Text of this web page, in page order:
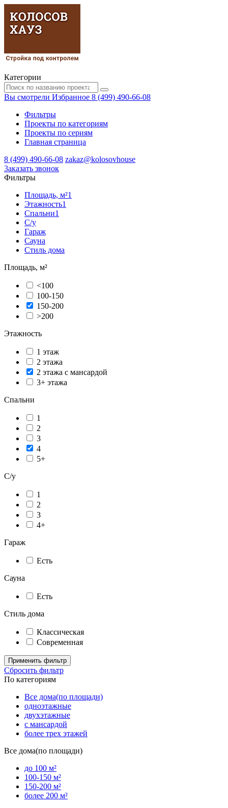
Категории
Вы смотрели Избранное 8 (499) 490-66-08
Фильтры
Проекты по категориям
Проекты по сериям
Главная страница
8 (499) 490-66-08 zakaz@kolosovhouse
3аказать звонок
Фильтры
Площадь, м²1
Этажность1
Спальни1
С/у
Гараж
Сауна
Стиль дома
Площадь, м²
<100
100-150
150-200
>200
Этажность
1 этаж
2 этажа
2 этажа с мансардой
3+ этажа
Спальни
1
2
3
4
5+
С/у
1
2
3
4+
Гараж
Есть
Сауна
Есть
Стиль дома
Классическая
Современная
Применить фильтр
Сбросить фильтр
По категориям
Все дома(по площади)
одноэтажные
двухэтажные
с мансардой
более трех этажей
Все дома(по площади)
до 100 м²
100-150 м²
150-200 м²
более 200 м²